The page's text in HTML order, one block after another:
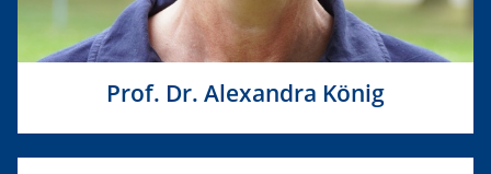
Prof. Dr. Alexandra König